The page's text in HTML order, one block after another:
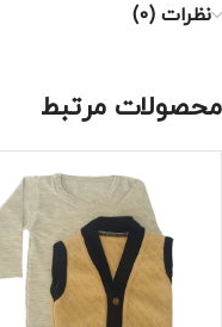
نظرات (0)
محصولات مرتبط